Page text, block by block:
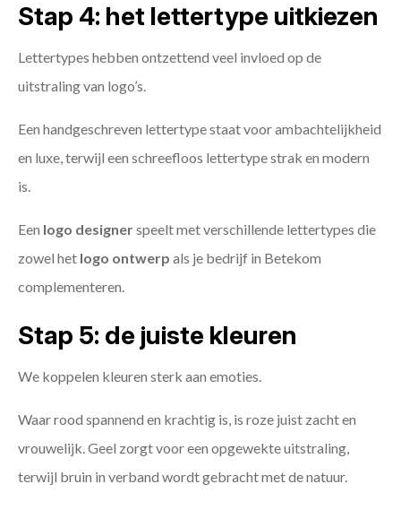
Stap 4: het lettertype uitkiezen
Lettertypes hebben ontzettend veel invloed op de
uitstraling van logo’s.
Een handgeschreven lettertype staat voor ambachtelijkheid
en luxe, terwijl een schreefloos lettertype strak en modern
is.
Een logo designerspeelt met verschillende lettertypes die
zowel het logo ontwerp als je bedrijf in Betekom
complementeren.
Stap 5: de juiste kleuren
We koppelen kleuren sterk aan emoties.
Waar rood spannend en krachtig is, is roze juist zacht en
vrouwelijk. Geel zorgt voor een opgewekte uitstraling,
terwijl bruin in verband wordt gebracht met de natuur.